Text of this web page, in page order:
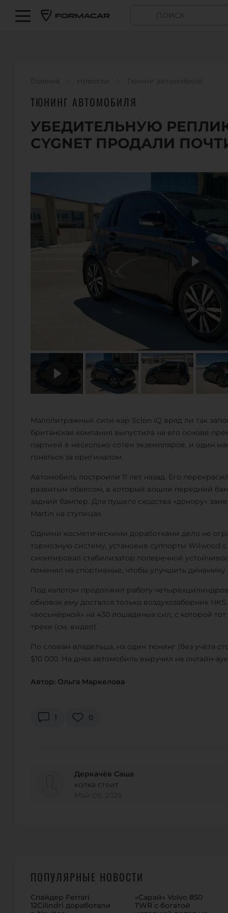
Главная Новости Тюнинг автомобиля
ТЮНИНГ АВТОМОБИЛЯ
УБЕДИТЕЛЬНУЮ
CYGNET ПРОДАЛИ
Малолитражный сити-кар Scion iQ вряд ли так
британская компания выпустила на его основе
партией в несколько сотен экземпляров, и один
гоняться за оригиналом.
Автомобиль построили 11 лет назад. Его
развитым обвесом, в который вошли передний
задний бампер. Для пущего сходства «донору»
Martin на ступицах.
Одними косметическими доработками дело не
тормозную систему, установив суппорты
смонтировал стабилизатор поперечной
поменял на спортивные, чтобы улучшить динамику
Под капотом продолжил работу
обновок ему достался только воздухозаборник
«восьмёркой» на 430 лошадиных сил, с которой
треке (см. видео).
По словам владельца, на один тюнинг (без учёта
$10 000. На днях автомобиль выручил на онлайн-
Автор: Ольга Маркелова
1 0
Деркачёв Саша
колка стоит
ПОПУЛЯРНЫЕ НОВОСТИ
Спайдер Ferrari
12Cilindri доработали
«Сарай» Volvo 850
TWR с богатой